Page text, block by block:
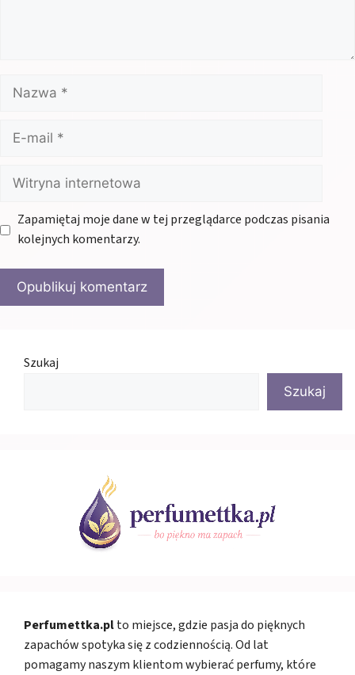
Nazwa
mail
Witryna
internetowa
Zapamiętaj moje dane w tej przeglądarce podczas pisania
kolejnych komentarzy.
Szukaj
Szukaj
Perfumettka.plto miejsce, gdzie pasja do pięknych
zapachów spotyka się z codziennością. Od lat
pomagamy naszym klientom wybierać perfumy, które